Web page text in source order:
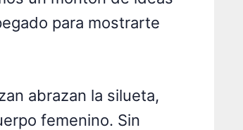
para mostrarte
abrazan la silueta,
femenino. Sin